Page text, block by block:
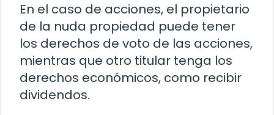
En el caso de acciones, el propietario
de la nuda propiedad puede tener
los derechos de voto de las acciones,
mientras que otro titular tenga los
derechos económicos, como recibir
dividendos.